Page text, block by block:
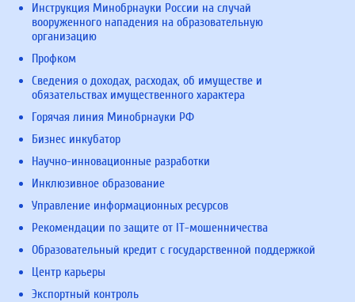
Инструкция Минобрнауки России на случай
вооруженного нападения на образовательную
организацию
Профком
Сведения о доходах, расходах, об имуществе и
обязательствах имущественного характера
Горячая линия Минобрнауки РФ
Бизнес инкубатор
Научно-инновационные разработки
Инклюзивное образование
Управление информационных ресурсов
Рекомендации по защите от IT-мошенничества
Образовательный кредит с государственной поддержкой
Центр карьеры
Экспортный контроль